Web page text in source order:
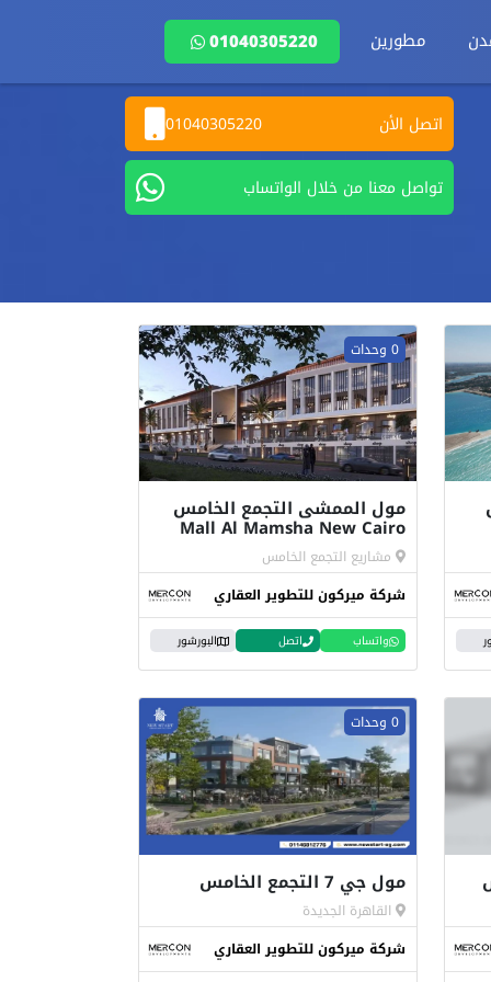
مطورين 01040305220
اتصل الأن 01040305220
تواصل معنا من خلال الواتساب
0 وحدات
مول الممشى التجمع الخامس
Mall Al Mamsha New Cairo
مشاريع التجمع الخامس
شركة ميركون للتطوير العقاري
واتساب اتصل البورشور
0 وحدات
مول جي 7 التجمع الخامس
القاهرة الجديدة
شركة ميركون للتطوير العقاري